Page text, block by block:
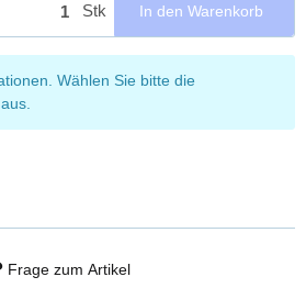
Stk In den Warenkorb
Wählen Sie bitte die
Frage zum Artikel